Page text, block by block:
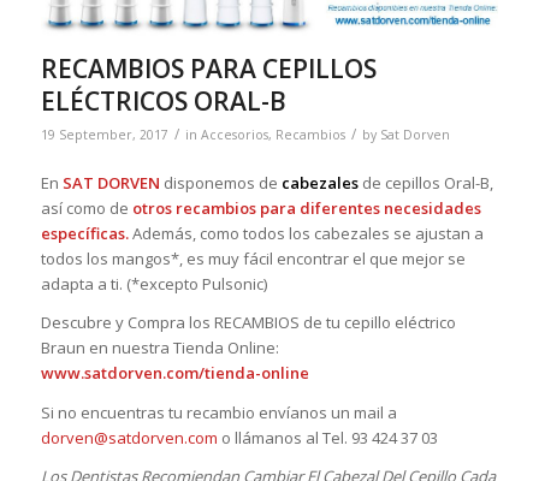
RECAMBIOS PARA CEPILLOS
ELÉCTRICOS ORAL-B
19 September, 2017 / in Accesorios, Recambios / by Sat Dorven
En SAT DORVEN disponemos de cabezalesde cepillos Oral-B,
así como de otros recambios para diferentes necesidades
específicas.Además, como todos los cabezales se ajustan a
todos los mangos*, es muy fácil encontrar el que mejor se
adapta a ti. (*excepto Pulsonic)
Descubre y Compra los RECAMBIOS de tu cepillo eléctrico
Braun en nuestra Tienda Online:
www.satdorven.com/tienda-online
Si no encuentras tu recambio envíanos un mail a
dorven@satdorven.com o llámanos al Tel. 93 424 37 03
Los Dentistas Recomiendan Cambiar El Cabezal Del Cepillo Cada